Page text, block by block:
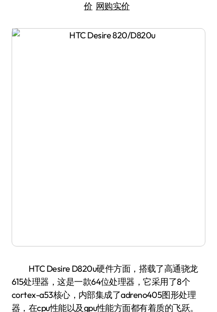
价 网购实价
HTC Desire D820u硬件方面，搭载了高通骁龙
615处理器，这是一款64位处理器，它采用了8个
cortex-a53核心，内部集成了adreno405图形处理
器，在cpu性能以及gpu性能方面都有着质的飞跃。